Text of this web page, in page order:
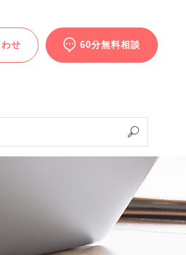
60分無料相談
せ